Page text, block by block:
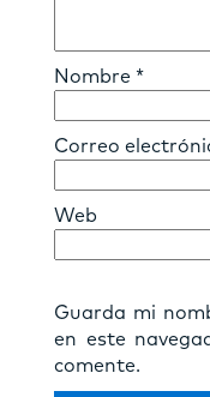
Nombre *
Correo
Web
Guarda mi
en este
comente.